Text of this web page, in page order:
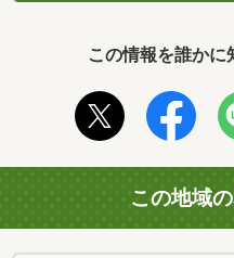
この情報を誰かに
この地域